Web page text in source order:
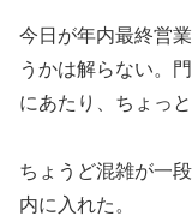
今日が年内最終営
うかは解らない。
にあたり、ちょっ
ちょうど混雑が一
内に入れた。